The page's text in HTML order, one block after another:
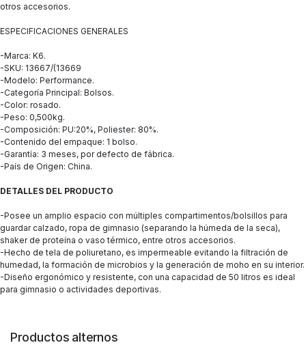
otros accesorios.
ESPECIFICACIONES GENERALES
-Marca: K6.
-SKU: 13667/(13669
-Modelo: Performance.
-Categoría Principal: Bolsos.
-Color: rosado.
-Peso: 0,500kg.
-Composición: PU:20%, Poliester: 80%.
-Contenido del empaque: 1 bolso.
-Garantía: 3 meses, por defecto de fábrica.
-País de Origen: China.
DETALLES DEL PRODUCTO
-Posee un amplio espacio con múltiples compartimentos/bolsillos para
guardar calzado, ropa de gimnasio (separando la húmeda de la seca),
shaker de proteína o vaso térmico, entre otros accesorios.
-Hecho de tela de poliuretano, es impermeable evitando la filtración de
humedad, la formación de microbios y la generación de moho en su interior.
-Diseño ergonómico y resistente, con una capacidad de 50 litros es ideal
para gimnasio o actividades deportivas.
Productos alternos